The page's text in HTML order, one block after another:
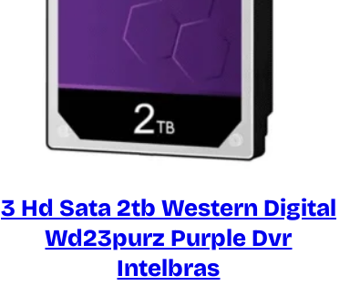
3 Hd Sata 2tb Western Digital
Wd23purz Purple Dvr
Intelbras